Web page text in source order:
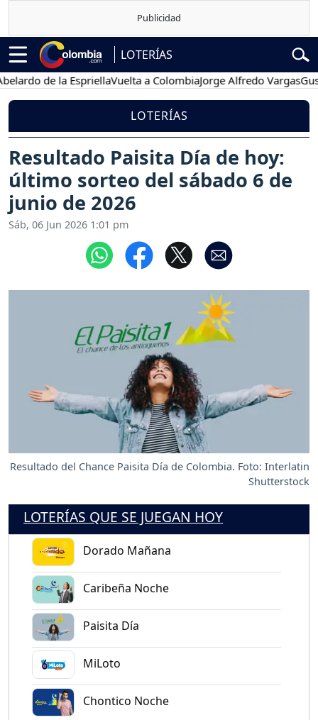
LOTERÍAS
de la EspriellaVuelta a ColombiaJorge Alfredo Vargas
LOTERÍAS
Resultado Paisita Día de hoy:
último sorteo del sábado 6 de
junio de 2026
Sáb, 06 Jun 2026 1:01 pm
Resultado del Chance Paisita Día de Colombia. Foto: Interlatin
Shutterstock
LOTERÍAS QUE SE JUEGAN HOY
Dorado Mañana
Caribeña Noche
Paisita Día
MiLoto
Chontico Noche